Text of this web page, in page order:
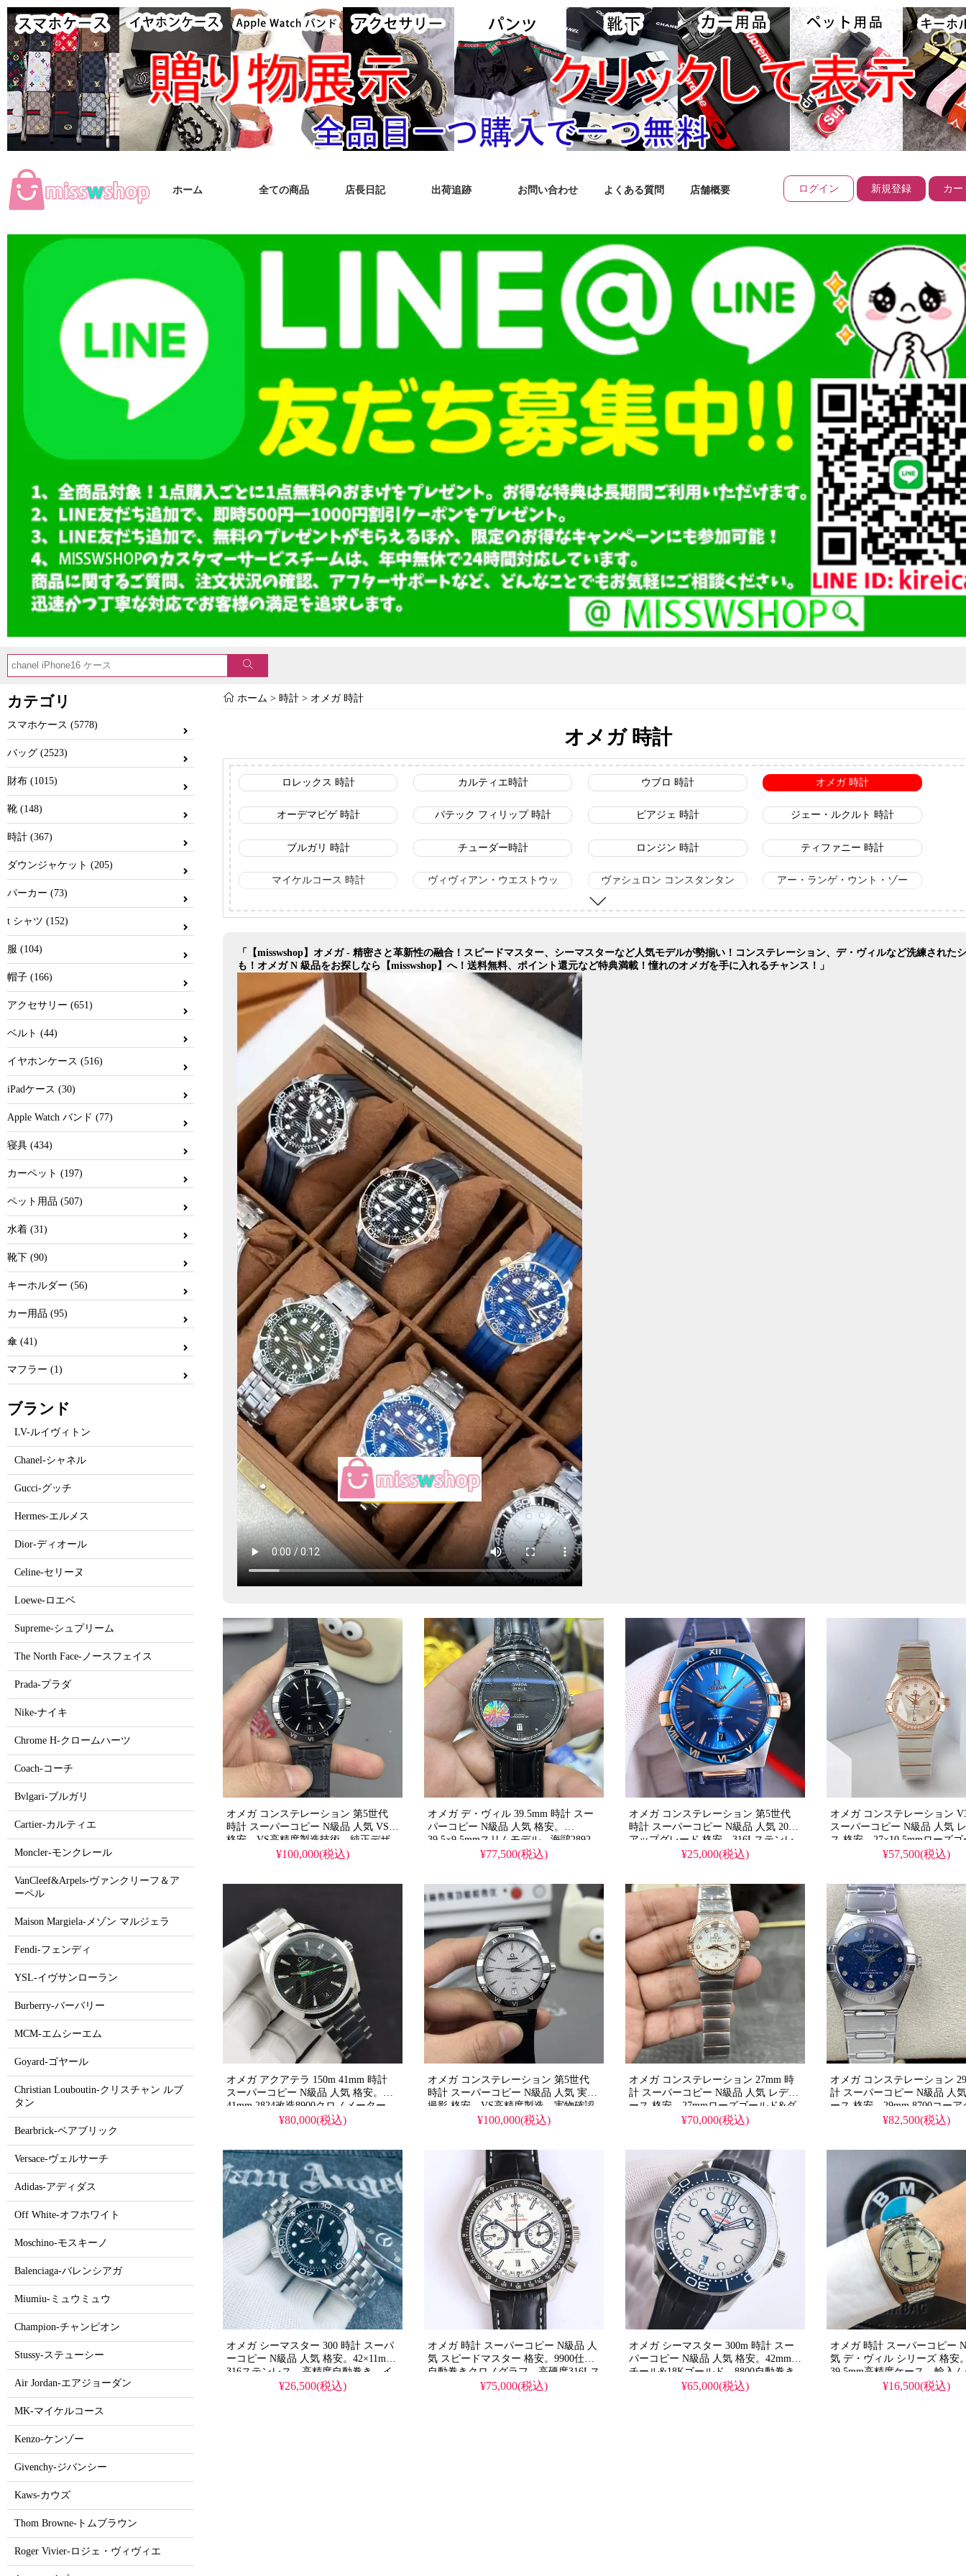
ホーム 全ての商品 店長日記 出荷追跡 お問い合わせ よくある質問 店舗概要 ログイン 新規登録 カー
カテゴリ
スマホケース (5778)
バッグ (2523)
財布 (1015)
靴 (148)
時計 (367)
ダウンジャケット (205)
パーカー (73)
t シャツ (152)
服 (104)
帽子 (166)
アクセサリー (651)
ベルト (44)
イヤホンケース (516)
iPadケース (30)
Apple Watch バンド (77)
寝具 (434)
カーペット (197)
ペット用品 (507)
水着 (31)
靴下 (90)
キーホルダー (56)
カー用品 (95)
傘 (41)
マフラー (1)
ブランド
LV-ルイヴィトン
Chanel-シャネル
Gucci-グッチ
Hermes-エルメス
Dior-ディオール
Celine-セリーヌ
Loewe-ロエベ
Supreme-シュプリーム
The North Face-ノースフェイス
Prada-プラダ
Nike-ナイキ
Chrome H-クロームハーツ
Coach-コーチ
Bvlgari-ブルガリ
Cartier-カルティエ
Moncler-モンクレール
VanCleef&Arpels-ヴァンクリーフ＆ア
ーペル
Maison Margiela-メゾン マルジェラ
Fendi-フェンディ
YSL-イヴサンローラン
Burberry-バーバリー
MCM-エムシーエム
Goyard-ゴヤール
Christian Louboutin-クリスチャン ルブ
タン
Bearbrick-ベアブリック
Versace-ヴェルサーチ
Adidas-アディダス
Off White-オフホワイト
Moschino-モスキーノ
Balenciaga-バレンシアガ
Miumiu-ミュウミュウ
Champion-チャンピオン
Stussy-ステューシー
Air Jordan-エアジョーダン
MK-マイケルコース
Kenzo-ケンゾー
Givenchy-ジバンシー
Kaws-カウズ
Thom Browne-トムブラウン
Roger Vivier-ロジェ・ヴィヴィエ
ホーム > 時計 > オメガ 時計
オメガ 時計
ロレックス 時計 カルティエ時計 ウブロ 時計 オメガ 時計
オーデマピゲ 時計 パテック フィリップ 時計 ピアジェ 時計 ジェー・ルクルト 時計
ブルガリ 時計 チューダー時計 ロンジン 時計 ティファニー 時計
マイケルコース 時計 ヴィヴィアン・ウエストウッ ヴァシュロン コンスタンタン アー・ランゲ・ウント・ゾー
シャネル 時計 ルイヴィトン 時計 エルメス 時計 グッチ 時計
ディオール 時計 イブサンローラン 時計 バーバリー ス 時計 ヴァンクリーフ＆アーペル 時
「【misswshop】オメガ - 精密さと革新性の融合！スピードマスター、シーマスターなど人気モデルが勢揃い！コンステレーション、デ・ヴィルなど洗練された
も！オメガ N 級品をお探しなら【misswshop】へ！送料無料、ポイント還元など特典満載！憧れのオメガを手に入れるチャンス！」
オメガ コンステレーション 第5世代
時計 スーパーコピー N級品 人気 VS製
格安。VS高精度製造技術、純正デザ
イン完全再現、高級素材使用、即日出
¥100,000(税込)
オメガ デ・ヴィル 39.5mm 時計 スー
パーコピー N級品 人気 格安。
39.5×9.5mmスリムモデル、海鷗2892
自動巻き、A+高精度仕上げ、純正ド
¥77,500(税込)
オメガ コンステレーション 第5世代
時計 スーパーコピー N級品 人気 2024
アップグレード 格安。316Lステンレ
ス&セラミックベゼル、ドーム型サフ
¥25,000(税込)
オメガ コンステレーション
スーパーコピー N級品 人気
ス 格安。27×10.5mmローズゴ
ド、50ダイヤモンド装飾、
¥57,500(税込)
オメガ アクアテラ 150m 41mm 時計
スーパーコピー N級品 人気 格安。
41mm 2824改造8900クロノメーター、
ティークデッキダイヤル、天然ゴム/
¥80,000(税込)
オメガ コンステレーション 第5世代
時計 スーパーコピー N級品 人気 実物
撮影 格安。VS高精度製造、実物確認
可能な品質、純正デザイン完全再現、
¥100,000(税込)
オメガ コンステレーション 27mm 時
計 スーパーコピー N級品 人気 レディ
ース 格安。27mmローズゴールド&ダ
イヤベゼル、NH05改造8520自動巻
¥70,000(税込)
オメガ コンステレーション
計 スーパーコピー N級品 人
ース 格安。29mm 8700コーア
ムーブメント、純正完全同一
¥82,500(税込)
オメガ シーマスター 300 時計 スーパ
ーコピー N級品 人気 格安。42×11mm
316ステンレス、高精度自動巻き、イ
タリア製ゴム/ステンレスストラップ
¥26,500(税込)
オメガ 時計 スーパーコピー N級品 人
気 スピードマスター 格安。9900仕様
自動巻きクロノグラフ、高硬度316Lス
テンレスケース、サファイアドームガ
¥75,000(税込)
オメガ シーマスター 300m 時計 スー
パーコピー N級品 人気 格安。42mmス
チール&18Kゴールド、8800自動巻き
ダブルTブラックバランス、ブルーセ
¥65,000(税込)
オメガ 時計 スーパーコピー
気 デ・ヴィル シリーズ 格安
39.5mm高精度ケース、輸入
ント搭載、優れた防水性能、
¥16,500(税込)